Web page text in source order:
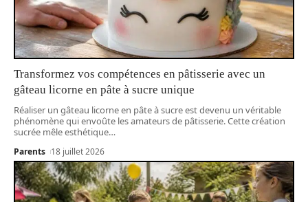
Transformez vos compétences en pâtisserie avec un
gâteau licorne en pâte à sucre unique
Réaliser un gâteau licorne en pâte à sucre est devenu un véritable
phénomène qui envoûte les amateurs de pâtisserie. Cette création
sucrée mêle esthétique…
Parents 18 juillet 2026